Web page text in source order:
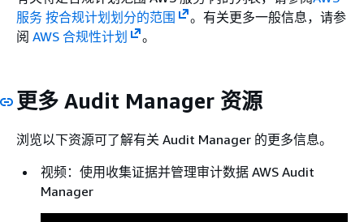
服务 按合规计划划分的范围
。有关更多一般信息，请参
阅 AWS 合规性计划 。
更多 Audit Manager 资源
浏览以下资源可了解有关 Audit Manager 的更多信息。
视频：使用收集证据并管理审计数据 AWS Audit
Manager